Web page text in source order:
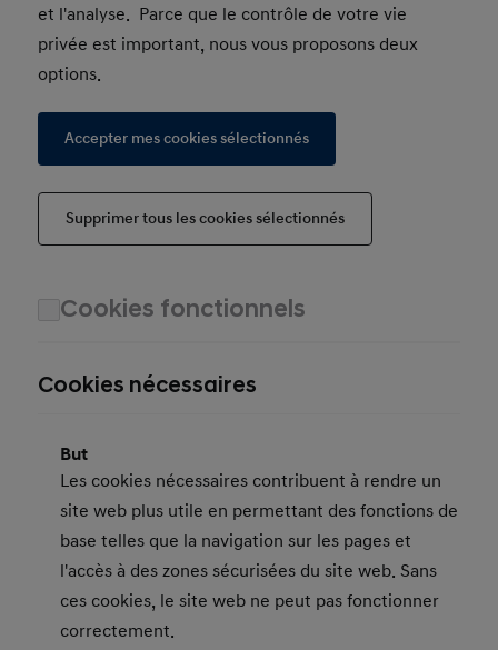
et l'analyse. Parce que le contrôle de votre vie
privée est important, nous vous proposons deux
options.
Accepter mes cookies sélectionnés
Supprimer tous les cookies sélectionnés
Cookies fonctionnels
Cookies nécessaires
But
Les cookies nécessaires contribuent à rendre un
site web plus utile en permettant des fonctions de
base telles que la navigation sur les pages et
l'accès à des zones sécurisées du site web. Sans
ces cookies, le site web ne peut pas fonctionner
correctement.